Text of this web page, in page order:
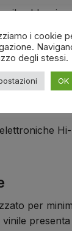
il
un aspetto
cavi RCA
per
i cookie
degli stessi.
OK